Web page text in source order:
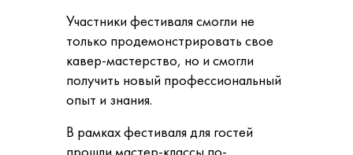
Участники фестиваля смогли не
только продемонстрировать свое
кавер-мастерство, но и смогли
получить новый профессиональный
опыт и знания.
В рамках фестиваля для гостей